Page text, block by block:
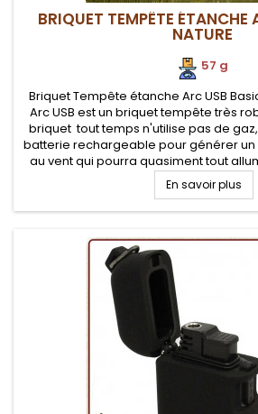
BRIQUET TEMPÊTE ÉTANCHE
NATURE
57 g
Briquet Tempête étanche Arc USB
Arc USB est un briquet tempête très
briquet tout temps n'utilise pas de
batterie rechargeable pour générer
au vent qui pourra quasiment tout
au feu de camp
En savoir plus